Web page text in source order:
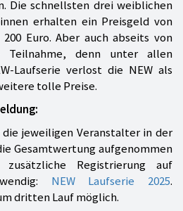
Die schnellsten drei weiblichen
erhalten ein Preisgeld von
Euro. Aber auch abseits von
Teilnahme, denn unter allen
Laufserie verlost die NEW als
tolle Preise.
jeweiligen Veranstalter in der
Gesamtwertung aufgenommen
Registrierung auf
NEW Laufserie 2025.
dritten Lauf möglich.